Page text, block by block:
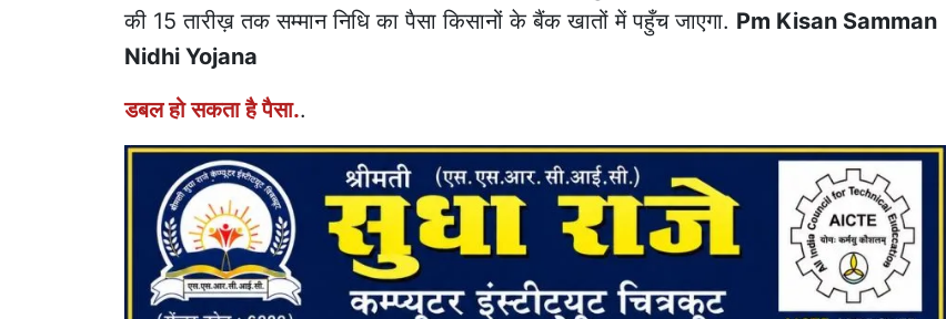
की 15 तारीख़ तक सम्मान निधि का पैसा किसानों के बैंक खातों में पहुँच जाएगा. Pm Kisan Samman
Nidhi Yojana
डबल हो सकता है पैसा..